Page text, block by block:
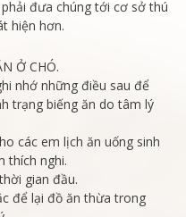
đưa chúng tới cơ sở thú
hiện hơn.
Ở CHÓ.
nhớ những điều sau để
trạng biếng ăn do tâm lý
các em lịch ăn uống sinh
thích nghi.
gian đầu.
để lại đồ ăn thừa trong